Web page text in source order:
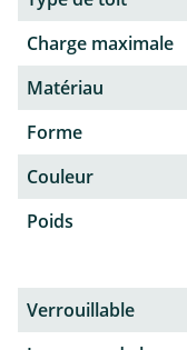
Charge maximale
Matériau
Forme
Couleur
Poids
Verrouillable